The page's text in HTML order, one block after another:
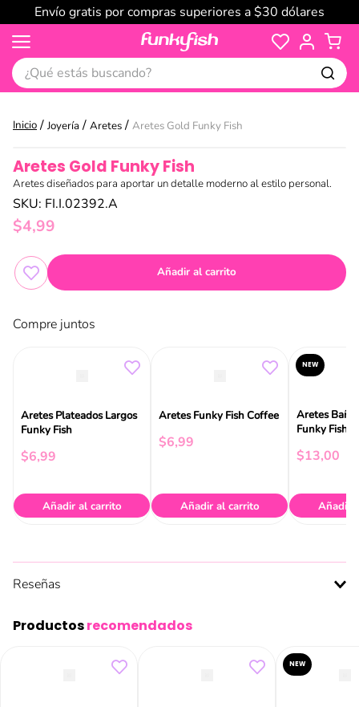
Envío gratis por compras superiores a $30 dólares
¿Qué estás buscando?
Joyería Aretes Aretes Gold Funky Fish
Aretes Gold Funky Fish
Aretes diseñados para aportar un detalle moderno al estilo personal.
SKU: FI.I.02392.A
$4,99
Añadir al carrito
Compre juntos
Aretes Plateados Largos
Funky Fish
$6,99
Añadir al carrito
Aretes Funky Fish Coffee
$6,99
Añadir al carrito
NEW
Aretes
Funky Fish
$13,00
Añadir
Reseñas
Productosrecomendados
NEW